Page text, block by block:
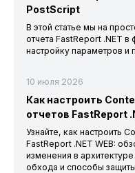
PostScript
В этой статье мы на
отчета FastReport .NET
настройку параметров
10 июля 2026
Как настроить
отчетов FastReport
Узнайте, как настроить
FastReport .NET WEB:
изменения в
обхода и способы